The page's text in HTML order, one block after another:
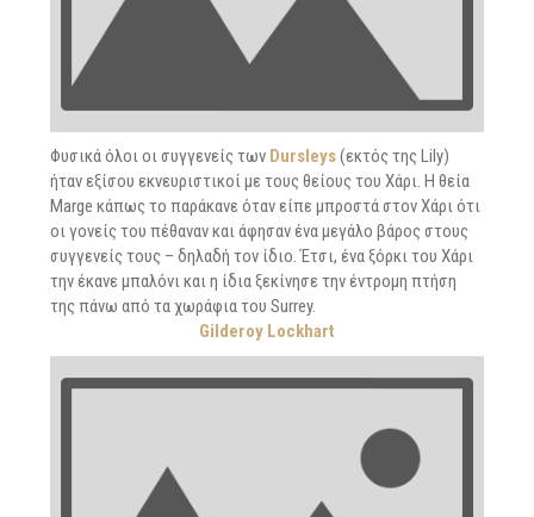
Φυσικά όλοι οι συγγενείς των Dursleys(εκτός της Lily)
ήταν εξίσου εκνευριστικοί με τους θείους του Χάρι. Η θεία
Marge κάπως το παράκανε όταν είπε μπροστά στον Χάρι ότι
οι γονείς του πέθαναν και άφησαν ένα μεγάλο βάρος στους
συγγενείς τους – δηλαδή τον ίδιο. Έτσι, ένα ξόρκι του Χάρι
την έκανε μπαλόνι και η ίδια ξεκίνησε την έντρομη πτήση
της πάνω από τα χωράφια του Surrey.
Gilderoy Lockhart